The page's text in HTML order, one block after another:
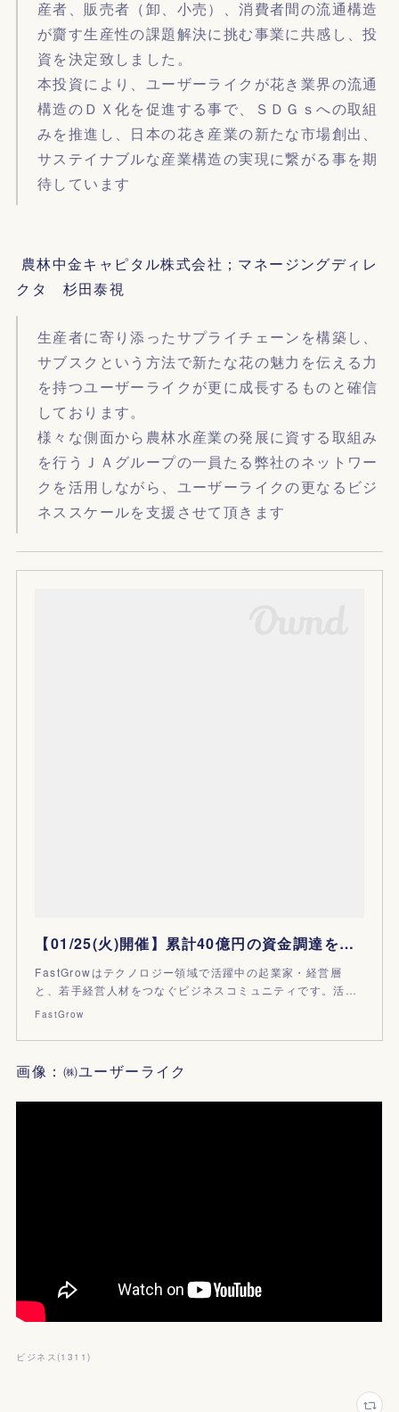
産者、販売者（卸、小売）、消費者間の流通構造
が齎す生産性の課題解決に挑む事業に共感し、投
資を決定致しました。
本投資により、ユーザーライクが花き業界の流通
構造のＤＸ化を促進する事で、ＳＤＧｓへの取組
みを推進し、日本の花き産業の新たな市場創出、
サステイナブルな産業構造の実現に繋がる事を期
待しています
農林中金キャピタル株式会社；マネージングディレ
クタ 杉田泰視
生産者に寄り添ったサプライチェーンを構築し、
サブスクという方法で新たな花の魅力を伝える力
を持つユーザーライクが更に成長するものと確信
しております。
様々な側面から農林水産業の発展に資する取組み
を行うＪＡグループの一員たる弊社のネットワー
クを活用しながら、ユーザーライクの更なるビジ
ネススケールを支援させて頂きます
【01/25(火)開催】累計40億円の資金調達を実施！テクノロジーと仕組みで花き業界のアップデートを実現する、これまでと今後の事業戦略 | FastGrow
FastGrowはテクノロジー領域で活躍中の起業家・経営層
と、若手経営人材をつなぐビジネスコミュニティです。活…
FastGrow
画像：㈱ユーザーライク
ビジネス (1311 )